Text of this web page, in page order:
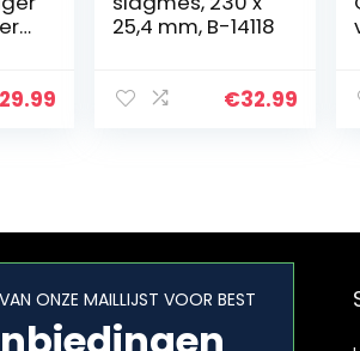
25,4 mm, B-14118
€32.99
ONZE MAILLIJST VOOR BEST